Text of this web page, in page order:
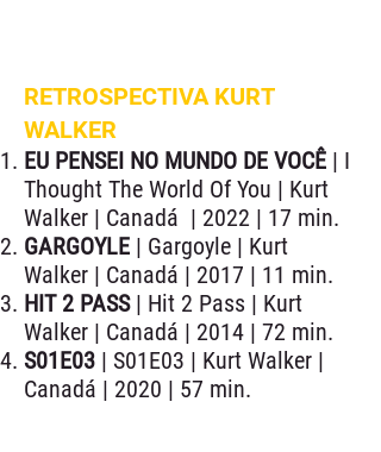
RETROSPECTIVA KURT
WALKER
EU PENSEI NO MUNDO DE VOCÊ | I
Thought The World Of You | Kurt
Walker | Canadá | 2022 | 17 min.
GARGOYLE | Gargoyle | Kurt
Walker | Canadá | 2017 | 11 min.
HIT 2 PASS| Hit 2 Pass | Kurt
Walker | Canadá | 2014 | 72 min.
S01E03 | S01E03 | Kurt Walker |
Canadá | 2020 | 57 min.